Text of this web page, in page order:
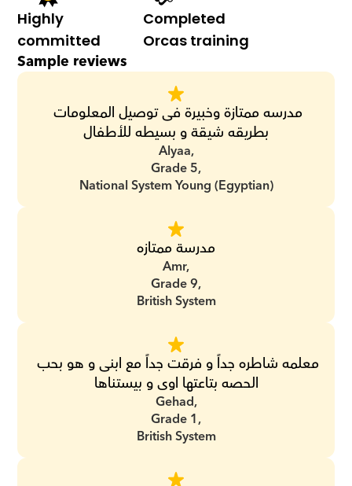
Highly
committed
Completed
Orcas training
Sample reviews
بطريقه شيقة و بسيطه للأطفال
Alyaa,
Grade 5,
National System Young (Egyptian)
مدرسة ممتازه
Amr,
Grade 9,
British System
الحصه بتاعتها اوى و بيستناها
Gehad,
Grade 1,
British System